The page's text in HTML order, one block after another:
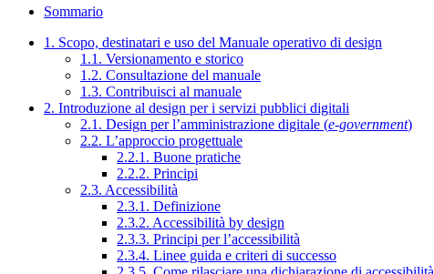
Sommario
1. Scopo, destinatari e uso del Manuale operativo di design
1.1. Versionamento e storico
1.2. Consultazione del manuale
1.3. Contribuisci al manuale
2. Introduzione al design per i servizi pubblici digitali
2.1. Design per l’amministrazione digitale (e-government)
2.2. L’approccio progettuale
2.2.1. Buone pratiche
2.2.2. Principi
2.3. Accessibilità
2.3.1. Definizione
2.3.2. Accessibilità by design
2.3.3. Principi per l’accessibilità
2.3.4. Linee guida e criteri di successo